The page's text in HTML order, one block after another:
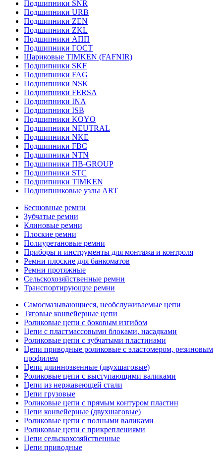
Подшипники SNR
Подшипники URB
Подшипники ZEN
Подшипники ZKL
Подшипники АПП
Подшипники ГОСТ
Шариковые ТІMKEN (FAFNIR)
Подшипники SKF
Подшипники FAG
Подшипники NSK
Подшипники FERSA
Подшипники INA
Подшипники ISB
Подшипники KOYO
Подшипники NEUTRAL
Подшипники NKE
Подшипники FBC
Подшипники NTN
Подшипники ПВ-GROUP
Подшипники STC
Подшипники TIMKEN
Подшипниковые узлы ART
Бесшовные ремни
Зубчатые ремни
Клиновые ремни
Плоские ремни
Полиуретановые ремни
Приборы и инструменты для монтажа и контроля
Ремни плоские для банкоматов
Ремни протяжные
Сельскохозяйственные ремни
Транспортирующие ремни
Самосмазывающиеся, необслуживаемые цепи
Тяговые конвейерные цепи
Роликовые цепи с боковым изгибом
Цепи с пластмассовыми блоками, насадками
Роликовые цепи с зубчатыми пластинами
Цепи приводные роликовые с эластомером, резиновым
профилем
Цепи длиннозвенные (двухшаговые)
Роликовые цепи с выступающими валиками
Цепи из нержавеющей стали
Цепи грузовые
Роликовые цепи с прямым контуром пластин
Цепи конвейерные (двухшаговые)
Роликовые цепи с полными валиками
Роликовые цепи с прикреплениями
Цепи сельскохозяйственные
Цепи приводные